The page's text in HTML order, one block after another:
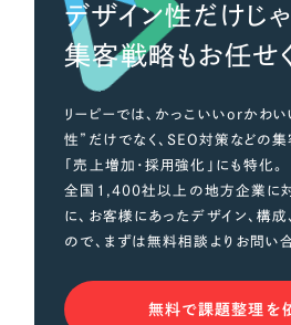
デザイン性だけじゃ
集客戦略もお任せ
リーピーでは、かっこいいorかわ
性”だけでなく、SEO対策などの
「売上増加・採用強化」にも特化。
全国1,400社以上の地方企業に
に、お客様にあったデザイン、構
ので、まずは無料相談よりお問い
無料で課題整理を